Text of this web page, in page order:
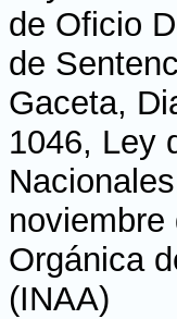
de Oficio
de
Gaceta,
1046, Ley
Orgánica
(INAA)